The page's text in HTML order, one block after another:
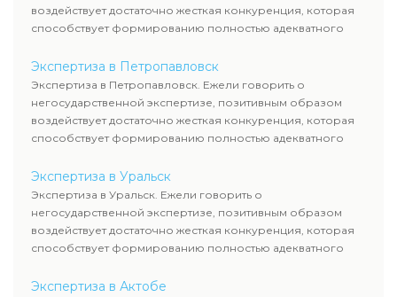
воздействует достаточно жесткая конкуренция, которая
способствует формированию полностью адекватного
Экспертиза в Петропавловск
Экспертиза в Петропавловск. Ежели говорить о
негосударственной экспертизе, позитивным образом
воздействует достаточно жесткая конкуренция, которая
способствует формированию полностью адекватного
Экспертиза в Уральск
Экспертиза в Уральск. Ежели говорить о
негосударственной экспертизе, позитивным образом
воздействует достаточно жесткая конкуренция, которая
способствует формированию полностью адекватного
Экспертиза в Актобе